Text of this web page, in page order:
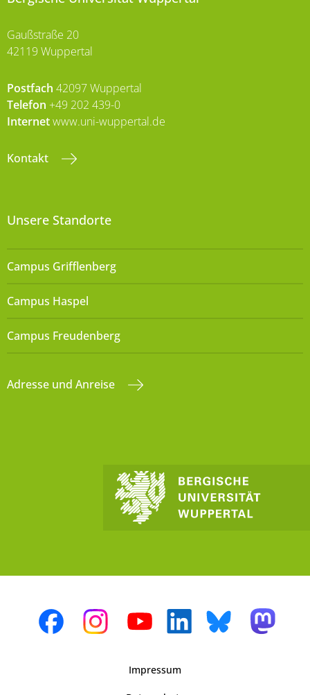
Gaußstraße 20
42119 Wuppertal
Postfach 42097 Wuppertal
Telefon +49 202 439-0
Internetwww.uni-wuppertal.de
Kontakt
Unsere Standorte
Campus Grifflenberg
Campus Haspel
Campus Freudenberg
Adresse und Anreise
Impressum